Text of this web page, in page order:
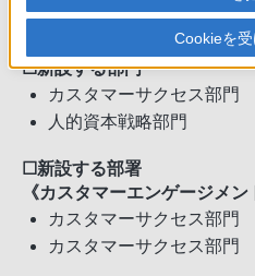
機構改革（2026年7月1日付
☐新設する部門
カスタマーサクセス部門
人的資本戦略部門
☐新設する部署
《カスタマーエンゲージメン
カスタマーサクセス部門
カスタマーサクセス部門
Cookieを